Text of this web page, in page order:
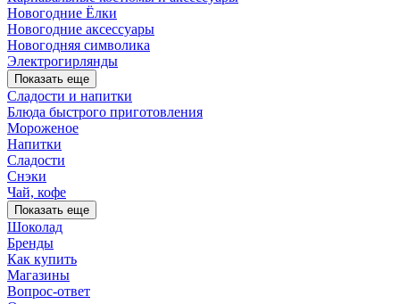
Новогодние Ёлки
Новогодние аксессуары
Новогодняя символика
Электрогирлянды
Показать еще
Сладости и напитки
Блюда быстрого приготовления
Мороженое
Напитки
Сладости
Снэки
Чай, кофе
Показать еще
Шоколад
Бренды
Как купить
Магазины
Вопрос-ответ